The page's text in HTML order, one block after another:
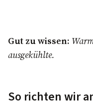
Gut zu wissen:
ausgekühlte.
So richten wir